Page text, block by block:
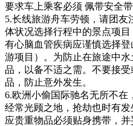
要求车上乘客必须 佩带安全
5.长线旅游舟车劳顿，请团
体状况选择行程中的景点项
有心脑血管疾病应谨慎选择
游项目）。为防止在旅途中
品，以备不适之需。不要接
品，防止意外发生。
6.欧洲小偷国际驰名无所不在
经常光顾之地，抢劫也时有
应贵重物品必须贴身携带，